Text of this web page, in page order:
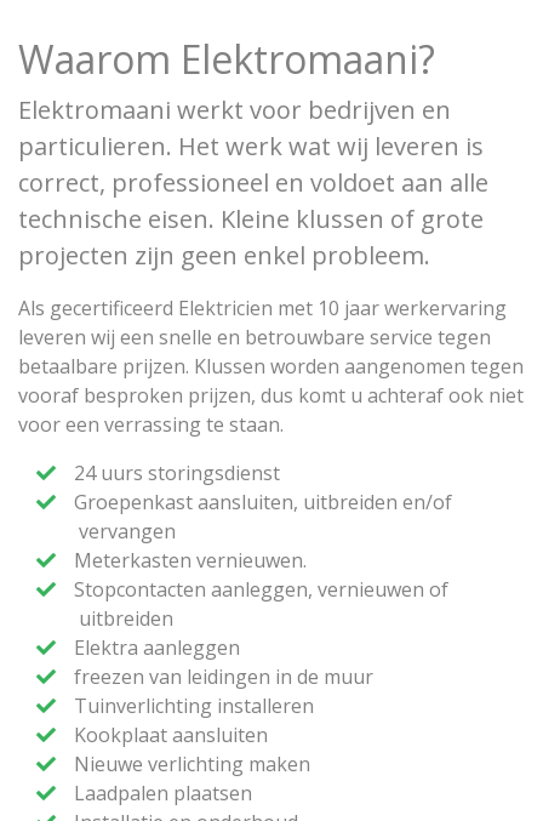
Waarom Elektromaani?
Elektromaani werkt voor bedrijven en
particulieren. Het werk wat wij leveren is
correct, professioneel en voldoet aan alle
technische eisen. Kleine klussen of grote
projecten zijn geen enkel probleem.
Als gecertificeerd Elektricien met 10 jaar werkervaring
leveren wij een snelle en betrouwbare service tegen
betaalbare prijzen. Klussen worden aangenomen tegen
vooraf besproken prijzen, dus komt u achteraf ook niet
voor een verrassing te staan.
24 uurs storingsdienst
Groepenkast aansluiten, uitbreiden en/of
vervangen
Meterkasten vernieuwen.
Stopcontacten aanleggen, vernieuwen of
uitbreiden
Elektra aanleggen
freezen van leidingen in de muur
Tuinverlichting installeren
Kookplaat aansluiten
Nieuwe verlichting maken
Laadpalen plaatsen